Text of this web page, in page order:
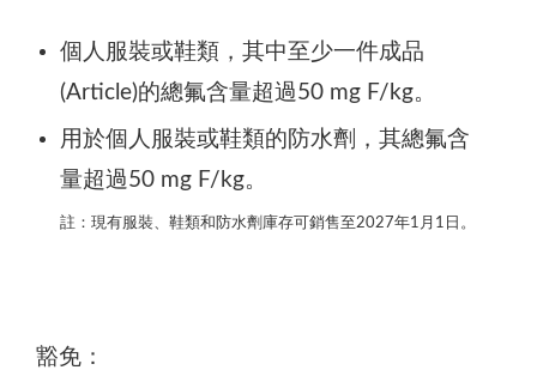
個人服裝或鞋類，其中至少一件成品
(Article)的總氟含量超過50 mg F/kg。
用於個人服裝或鞋類的防水劑，其總氟含
量超過50 mg F/kg。
註：現有服裝、鞋類和防水劑庫存可銷售至2027年1月1日。
豁免：